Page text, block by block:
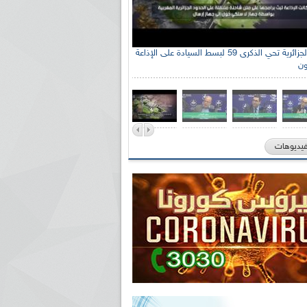
الإذاعة الجزائرية تحي الذكرى 59 لبسط السيادة على الإذاعة
الوطنية الجزائرية للتضامن مع الشعب
السيد سعيد العياشي